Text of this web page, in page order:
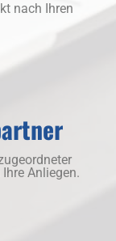
nach Ihren
Anliegen.